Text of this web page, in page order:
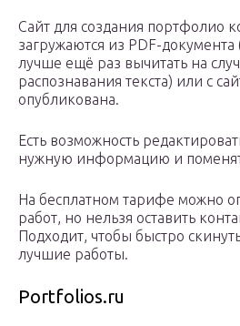
Сайт для создания портфолио
загружаются из PDF-документа
лучше ещё раз вычитать на
распознавания текста) или с
опубликована.
Есть возможность
нужную информацию и
На бесплатном тарифе можно
работ, но нельзя оставить
Подходит, чтобы быстро
лучшие работы.
Portfolios.ru